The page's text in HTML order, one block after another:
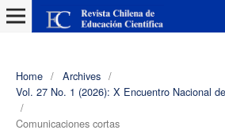
Home / Archives /
Vol. 27 No. 1 (2026): X Encuentro Nacional
/
Comunicaciones cortas